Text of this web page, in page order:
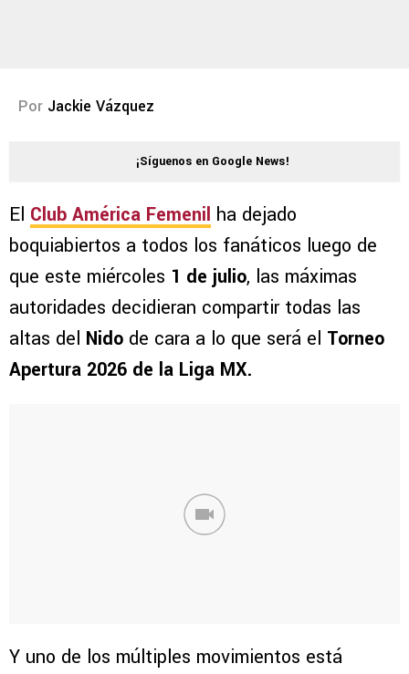
Por Jackie Vázquez
¡Síguenos en Google News!
El Club América Femenil ha dejado
boquiabiertos a todos los fanáticos luego de
que este miércoles 1 de julio, las máximas
autoridades decidieran compartir todas las
altas del Nido de cara a lo que será el Torneo
Apertura 2026 de la Liga MX.
Y uno de los múltiples movimientos está